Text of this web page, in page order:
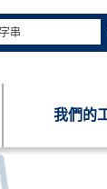
我們的